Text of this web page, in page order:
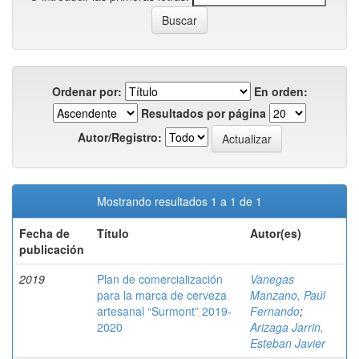
Ordenar por:
En orden:
Resultados por página
Autor/Registro:
Mostrando resultados 1 a 1 de 1
Fecha de
publicación
Título Autor(es)
2019
Plan de comercialización
para la marca de cerveza
artesanal “Surmont” 2019-
2020
Vanegas
Manzano, Paúl
Fernando;
Arizaga Jarrin,
Esteban Javier